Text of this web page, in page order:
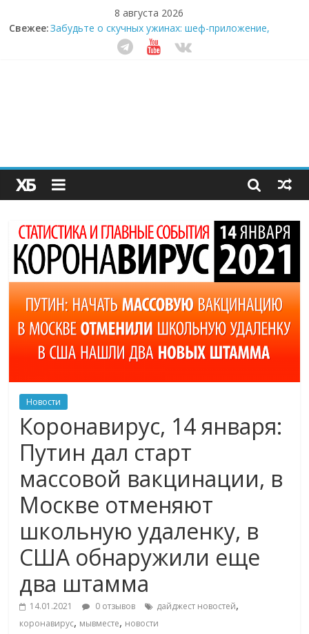
8 августа 2026
Свежее:Забудьте о скучных ужинах: шеф-приложение,
которое видит вашу еду насквозь
Небо зовёт: как бизнес на полётах дронов и
Секрет супергидратации: почему кокосовая вода с
пребиотиками становится главным трендом
здорового питания
Новости
Коронавирус, 14 января:
Путин дал старт
массовой вакцинации, в
Москве отменяют
школьную удаленку, в
США обнаружили еще
два штамма
14.01.2021 0 отзывов дайджест новостей,
коронавирус, мывместе, новости